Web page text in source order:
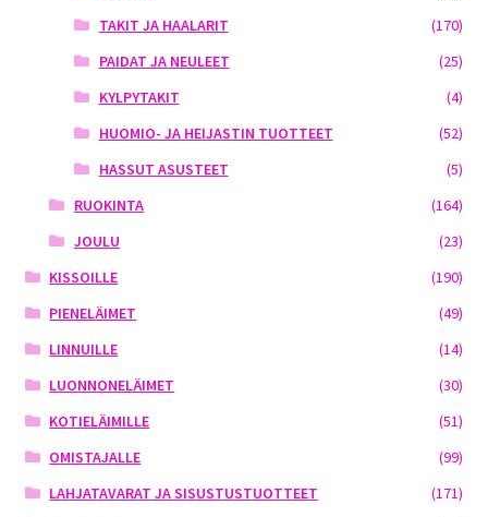
TAKIT JA HAALARIT
(170)
PAIDAT JA NEULEET
(25)
KYLPYTAKIT
(4)
HUOMIO- JA HEIJASTIN TUOTTEET
(52)
HASSUT ASUSTEET
(5)
RUOKINTA
(164)
JOULU
(23)
KISSOILLE
(190)
PIENELÄIMET
(49)
LINNUILLE
(14)
LUONNONELÄIMET
(30)
KOTIELÄIMILLE
(51)
OMISTAJALLE
(99)
LAHJATAVARAT JA SISUSTUSTUOTTEET
(171)